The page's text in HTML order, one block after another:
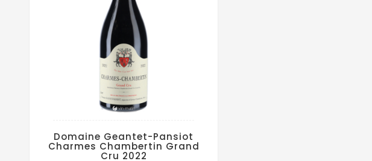
Domaine Geantet-Pansiot
Charmes Chambertin Grand
Cru 2022